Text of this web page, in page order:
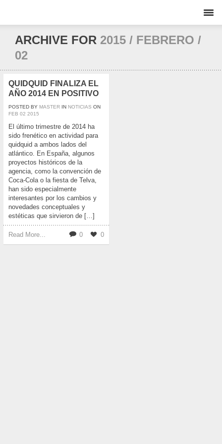
ARCHIVE FOR 2015 / FEBRERO /
02
QUIDQUID FINALIZA EL
AÑO 2014 EN POSITIVO
POSTED BY MASTER IN NOTICIAS ON
FEB 02 2015
El último trimestre de 2014 ha
sido frenético en actividad para
quidquid a ambos lados del
atlántico. En España, algunos
proyectos históricos de la
agencia, como la convención de
Coca-Cola o la fiesta de Telva,
han sido especialmente
interesantes por los cambios y
novedades conceptuales y
estéticas que sirvieron de […]
Read More... 0 0